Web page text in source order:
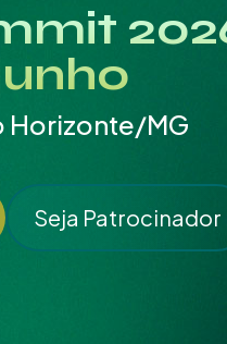
Horizonte/MG
Seja Patrocinador